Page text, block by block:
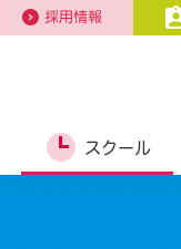
採用情報
スクール